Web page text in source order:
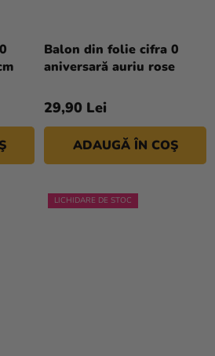
Balon din folie cifra 0
aniversară auriu rose
29,90 Lei
ADAUGĂ ÎN COŞ
LICHIDARE DE STOC